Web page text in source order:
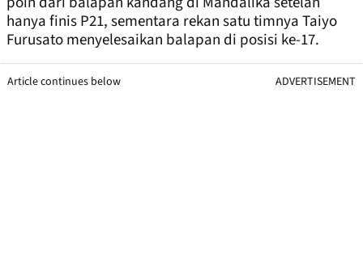
hanya finis P21, sementara rekan satu timnya Taiyo
Furusato menyelesaikan balapan di posisi ke-17.
Article continues below ADVERTISEMENT